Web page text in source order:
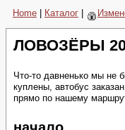
Home Каталог
ЛОВОЗЁРЫ
Что-то давненько мы не
куплены, автобус
прямо по нашему